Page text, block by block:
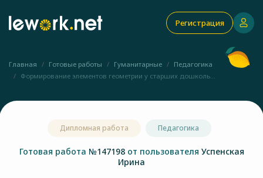
Регистрация
Главная Готовые работы Гуманитарные
Педагогика
Формирование элементов геометрии у старших дошколь...
Дипломная работа Педагогика
Готовая работа №147198 от пользователя Успенская
Ирина